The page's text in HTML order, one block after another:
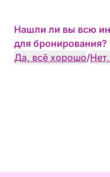
Нашли ли вы всю
для бронирования?
Да, всё хорошо/